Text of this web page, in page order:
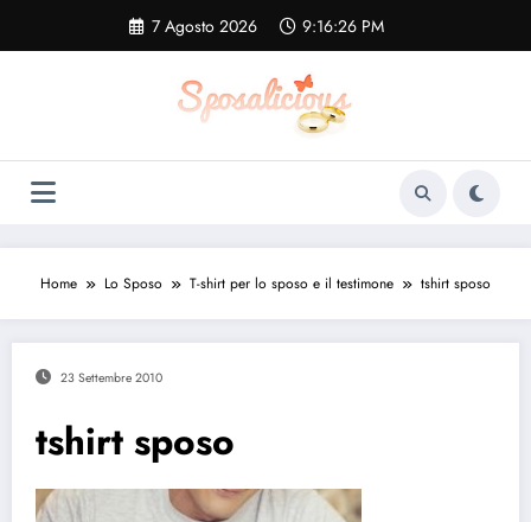
contenuto
7 Agosto 2026 9:16:27 PM
Home Lo Sposo T-shirt per lo sposo e il testimone tshirt sposo
23 Settembre 2010
tshirt sposo